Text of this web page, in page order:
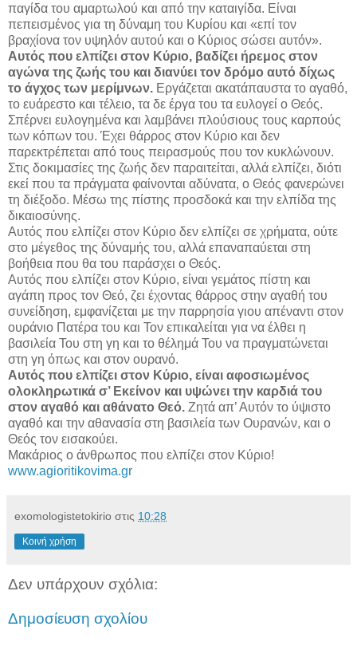
παγίδα του αμαρτωλού και από την καταιγίδα. Είναι
πεπεισμένος για τη δύναμη του Κυρίου και «επί τον
βραχίονα τον υψηλόν αυτού και ο Κύριος σώσει αυτόν».
Αυτός που ελπίζει στον Κύριο, βαδίζει ήρεμος στον
αγώνα της ζωής του και διανύει τον δρόμο αυτό δίχως
το άγχος των μερίμνων. Εργάζεται ακατάπαυστα το αγαθό,
το ευάρεστο και τέλειο, τα δε έργα του τα ευλογεί ο Θεός.
Σπέρνει ευλογημένα και λαμβάνει πλούσιους τους καρπούς
των κόπων του. Έχει θάρρος στον Κύριο και δεν
παρεκτρέπεται από τους πειρασμούς που τον κυκλώνουν.
Στις δοκιμασίες της ζωής δεν παραιτείται, αλλά ελπίζει, διότι
εκεί που τα πράγματα φαίνονται αδύνατα, ο Θεός φανερώνει
τη διέξοδο. Μέσω της πίστης προσδοκά και την ελπίδα της
δικαιοσύνης.
Αυτός που ελπίζει στον Κύριο δεν ελπίζει σε χρήματα, ούτε
στο μέγεθος της δύναμής του, αλλά επαναπαύεται στη
βοήθεια που θα του παράσχει ο Θεός.
Αυτός που ελπίζει στον Κύριο, είναι γεμάτος πίστη και
αγάπη προς τον Θεό, ζει έχοντας θάρρος στην αγαθή του
συνείδηση, εμφανίζεται με την παρρησία γιου απέναντι στον
ουράνιο Πατέρα του και Τον επικαλείται για να έλθει η
βασιλεία Του στη γη και το θέλημά Του να πραγματώνεται
στη γη όπως και στον ουρανό.
Αυτός που ελπίζει στον Κύριο, είναι αφοσιωμένος
ολοκληρωτικά σ’ Εκείνον και υψώνει την καρδιά του
στον αγαθό και αθάνατο Θεό. Ζητά απ’ Αυτόν το ύψιστο
αγαθό και την αθανασία στη βασιλεία των Ουρανών, και ο
Θεός τον εισακούει.
Μακάριος ο άνθρωπος που ελπίζει στον Κύριο!
www.agioritikovima.gr
exomologistetokirio στις 10:28
Κοινή χρήση
Δεν υπάρχουν σχόλια:
Δημοσίευση σχολίου